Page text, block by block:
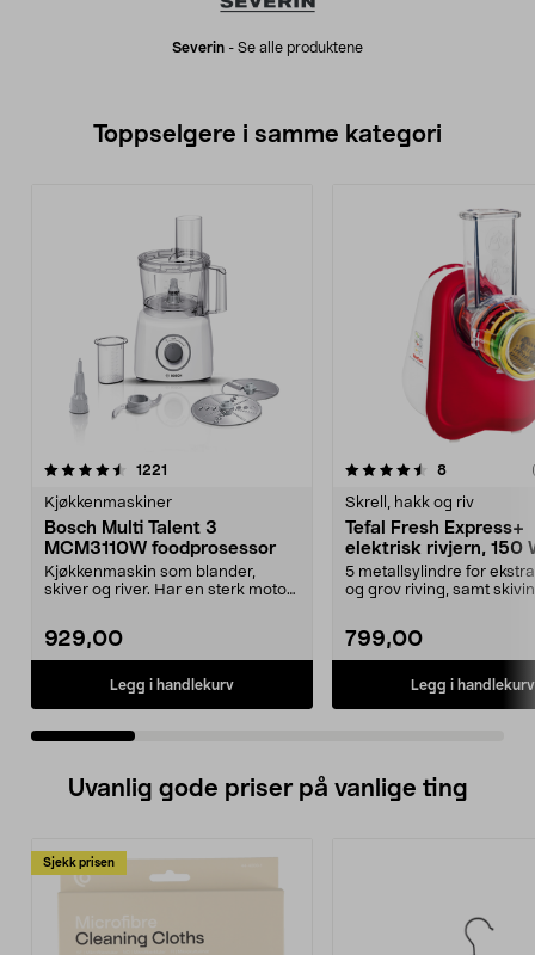
Severin - Se alle produktene
Toppselgere i samme kategori
1221
Kjøkkenmaskiner
Bosch Multi Talent 3
MCM3110W foodprosessor
Kjøkkenmaskin som blander,
skiver og river. Har en sterk motor
929,00
Legg i handlekurv
4.5 av 5 stjerner 8anmeldelser
Skrell, hakk og riv
Tefal Fresh Express+
elektrisk rivjern, 150
5 metallsylindre for
og grov riving, samt
799,00
Legg i handlekurv
4.0 av 5 stjerner
Uvanlig gode priser på vanlige ting
Sjekk prisen